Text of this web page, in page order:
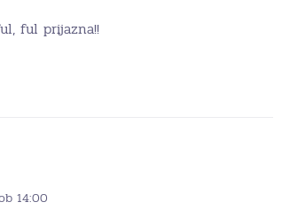
ful prijazna!!
14:00